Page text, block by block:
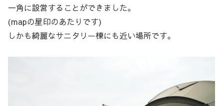
一角に設営することができました。
(mapの星印のあたりです)
しかも綺麗なサニタリー棟にも近い場所です。